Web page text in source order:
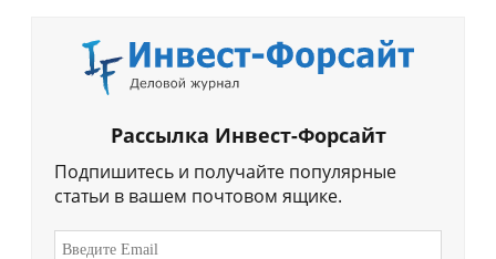
Рассылка Инвест-Форсайт
Подпишитесь и получайте популярные
статьи в вашем почтовом ящике.